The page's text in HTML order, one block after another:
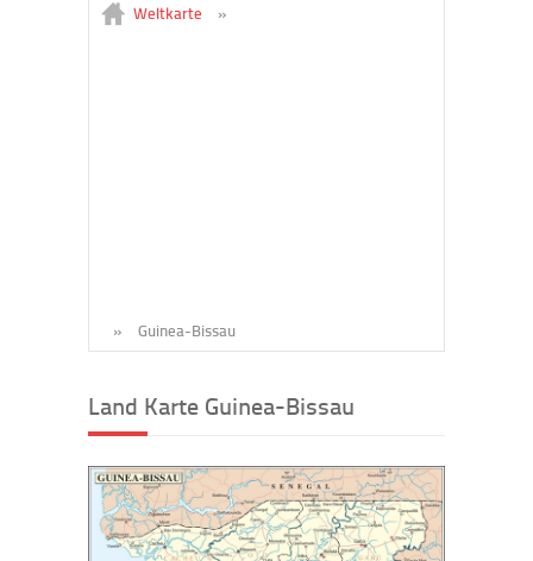
Weltkarte »
» Guinea-Bissau
Land Karte Guinea-Bissau